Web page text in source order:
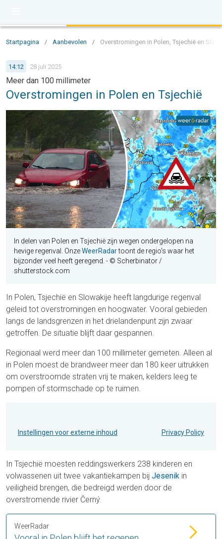
Startpagina / Aanbevolen / Overstromingen in Polen, Tsjechië en
14:12 28 juli 2025
Meer dan 100 millimeter
Overstromingen in Polen en Tsjechië
In delen van Polen en Tsjechië zijn wegen ondergelopen na
hevige regenval. OnzeWeerRadartoont de regio's waar het
bijzonder veel heeft geregend. - © Scherbinator /
shutterstock.com
In Polen, Tsjechië en Slowakije heeft langdurige regenval
geleid tot overstromingen en hoogwater. Vooral gebieden
langs de landsgrenzen in het drielandenpunt zijn zwaar
getroffen. De situatie blijft daar gespannen.
Regionaal werd meer dan 100 millimeter gemeten. Alleen al
in Polen moest de brandweer meer dan 180 keer uitrukken
om overstroomde straten vrij te maken, kelders leeg te
pompen of stormschade op te ruimen.
Instellingen voor externe inhoud Privacy Policy
In Tsjechië moesten reddingswerkers 238 kinderen en
volwassenen uit twee vakantiekampen bij Jesenik in
veiligheid brengen, die bedreigd werden door de
overstromende rivier Černý.
WeerRadar